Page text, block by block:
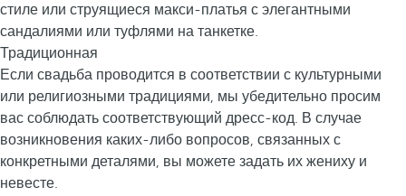
стиле или струящиеся макси-платья с элегантными
сандалиями или туфлями на танкетке.
Традиционная
Если свадьба проводится в соответствии с культурными
или религиозными традициями, мы убедительно просим
вас соблюдать соответствующий дресс-код. В случае
возникновения каких-либо вопросов, связанных с
конкретными деталями, вы можете задать их жениху и
невесте.